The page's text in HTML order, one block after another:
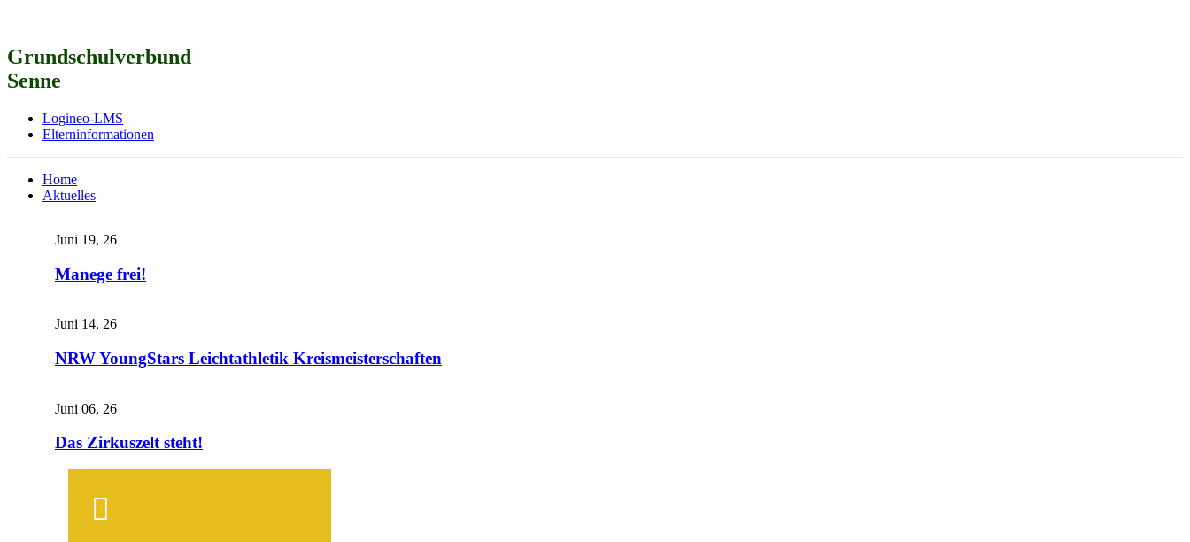
Grundschulverbund
Senne
Logineo-LMS
Elterninformationen
Home
Aktuelles
Juni 19, 26
Manege frei!
Juni 14, 26
NRW YoungStars Leichtathletik Kreismeisterschaften
Juni 06, 26
Das Zirkuszelt steht!